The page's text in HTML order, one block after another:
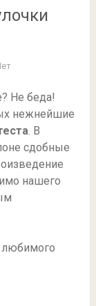
Не беда!
нежнейшие
. В
сдобные
нашего